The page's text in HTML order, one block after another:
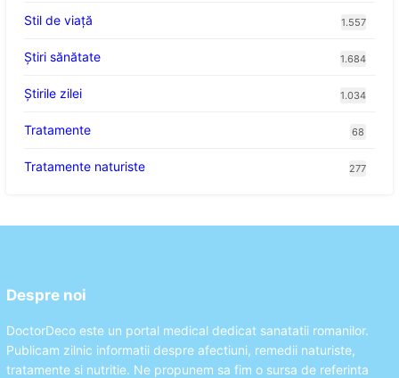
Stil de viaţă 1.557
Ştiri sănătate 1.684
Știrile zilei 1.034
Tratamente 68
Tratamente naturiste 277
Despre noi
DoctorDeco este un portal medical dedicat sanatatii romanilor.
Publicam zilnic informatii despre afectiuni, remedii naturiste,
tratamente si nutritie. Ne propunem sa fim o sursa de referinta